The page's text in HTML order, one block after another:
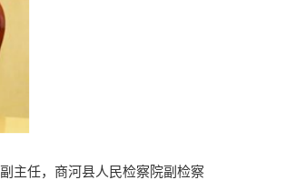
主任，商河县人民检察院副检察